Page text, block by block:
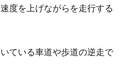
度を上げながらを走行する
ている車道や歩道の逆走で